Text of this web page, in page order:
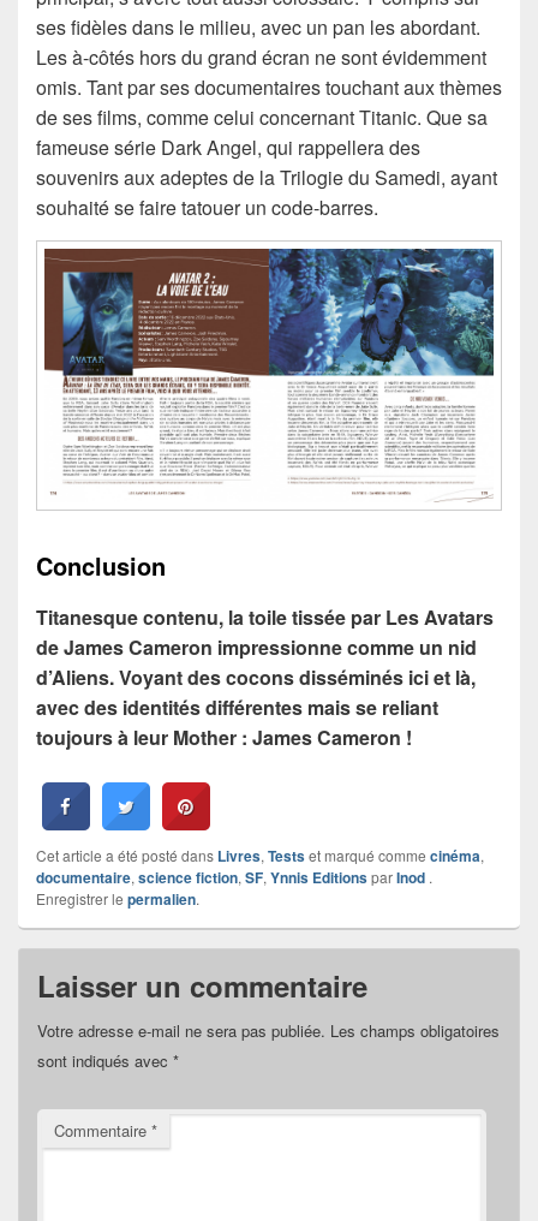
ses fidèles dans le milieu, avec un pan les abordant.
Les à-côtés hors du grand écran ne sont évidemment
omis. Tant par ses documentaires touchant aux thèmes
de ses films, comme celui concernant Titanic. Que sa
fameuse série Dark Angel, qui rappellera des
souvenirs aux adeptes de la Trilogie du Samedi, ayant
souhaité se faire tatouer un code-barres.
Conclusion
Titanesque contenu, la toile tissée par Les Avatars
de James Cameron impressionne comme un nid
d’Aliens. Voyant des cocons disséminés ici et là,
avec des identités différentes mais se reliant
toujours à leur Mother : James Cameron !
Cet article a été posté dans Livres, Testset marqué comme cinéma,
documentaire, science fiction, SF, Ynnis EditionsparInod .
Enregistrer le permalien.
Laisser un commentaire
Votre adresse e-mail ne sera pas publiée. Les champs obligatoires
sont indiqués avec *
Commentaire *